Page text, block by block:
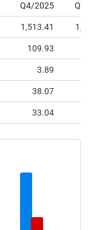
Q4/2025
1,513.41
109.93
3.89
38.07
33.04